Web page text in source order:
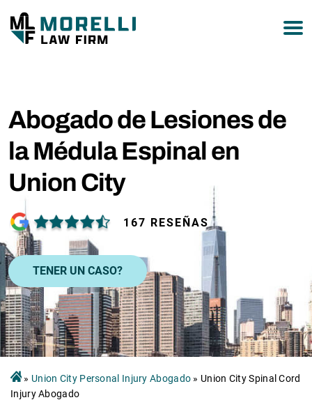
Abogado de Lesiones de
la Médula Espinal en
Union City
167 RESEÑAS
TENER UN CASO?
» Union City Personal Injury Abogado » Union City Spinal Cord
Injury Abogado